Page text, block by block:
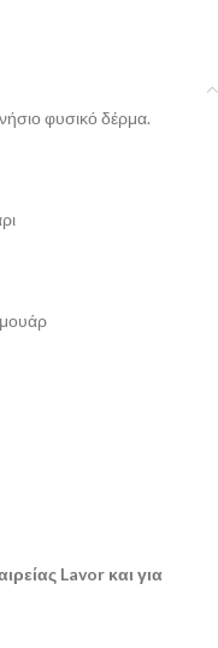
φυσικό δέρμα.
Lavor και για